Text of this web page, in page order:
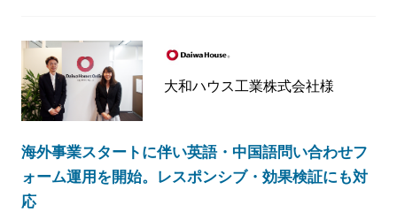
大和ハウス工業株式会社様
海外事業スタートに伴い英語・中国語問い合わせフ
ォーム運用を開始。レスポンシブ・効果検証にも対
応